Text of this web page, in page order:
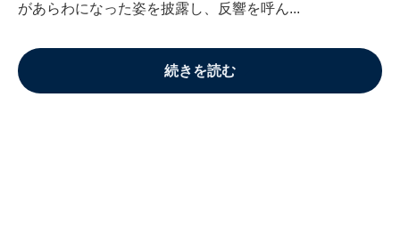
があらわになった姿を披露し、反響を呼ん...
続きを読む